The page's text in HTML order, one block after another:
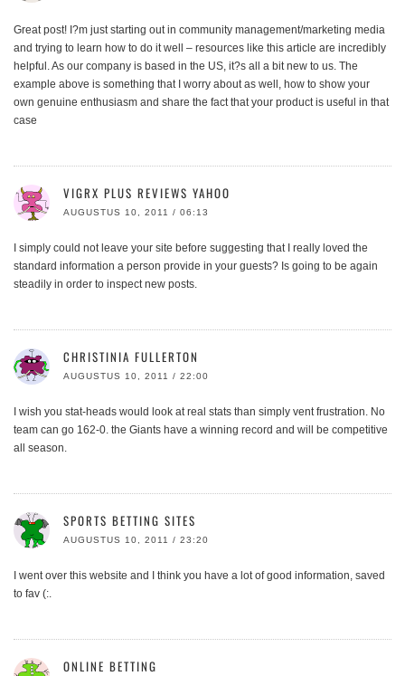
Great post! I?m just starting out in community management/marketing media
and trying to learn how to do it well – resources like this article are incredibly
helpful. As our company is based in the US, it?s all a bit new to us. The
example above is something that I worry about as well, how to show your
own genuine enthusiasm and share the fact that your product is useful in that
case
VIGRX PLUS REVIEWS YAHOO
AUGUSTUS 10, 2011 / 06:13
I simply could not leave your site before suggesting that I really loved the
standard information a person provide in your guests? Is going to be again
steadily in order to inspect new posts.
CHRISTINIA FULLERTON
AUGUSTUS 10, 2011 / 22:00
I wish you stat-heads would look at real stats than simply vent frustration. No
team can go 162-0. the Giants have a winning record and will be competitive
all season.
SPORTS BETTING SITES
AUGUSTUS 10, 2011 / 23:20
I went over this website and I think you have a lot of good information, saved
to fav (:.
ONLINE BETTING